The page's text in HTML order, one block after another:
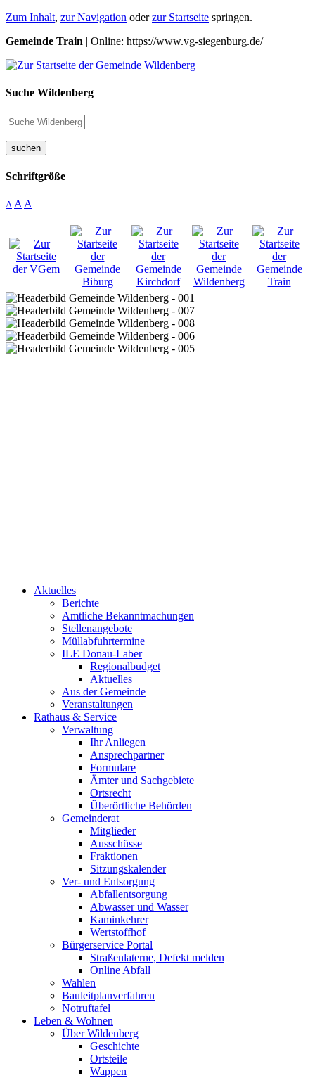
Zum Inhalt, zur Navigation oderzur Startseite springen.
Gemeinde Train | Online: https://www.vg-siegenburg.de/
Suche Wildenberg
suchen
Schriftgröße
A A A
Aktuelles
Berichte
Amtliche Bekanntmachungen
Stellenangebote
Müllabfuhrtermine
ILE Donau-Laber
Regionalbudget
Aktuelles
Aus der Gemeinde
Veranstaltungen
Rathaus & Service
Verwaltung
Ihr Anliegen
Ansprechpartner
Formulare
Ämter und Sachgebiete
Ortsrecht
Überörtliche Behörden
Gemeinderat
Mitglieder
Ausschüsse
Fraktionen
Sitzungskalender
Ver- und Entsorgung
Abfallentsorgung
Abwasser und Wasser
Kaminkehrer
Wertstoffhof
Bürgerservice Portal
Straßenlaterne, Defekt melden
Online Abfall
Wahlen
Bauleitplanverfahren
Notruftafel
Leben & Wohnen
Über Wildenberg
Geschichte
Ortsteile
Wappen